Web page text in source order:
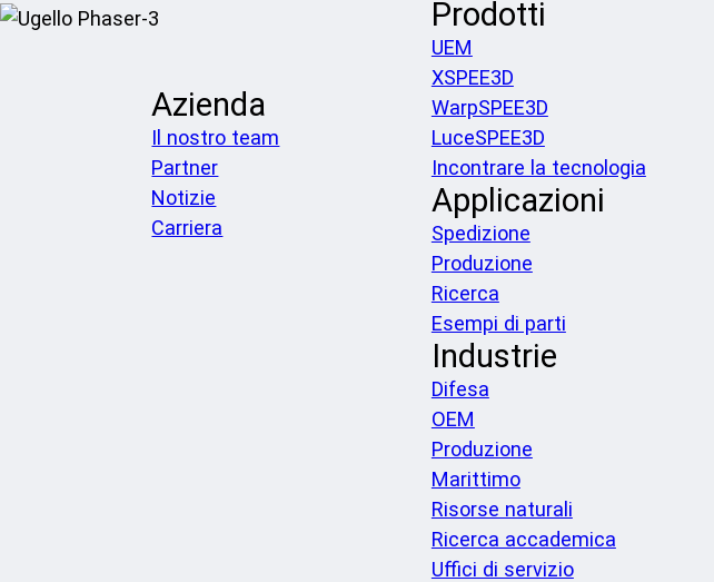
Azienda
Il nostro team
Partner
Notizie
Carriera
Prodotti
UEM
XSPEE3D
WarpSPEE3D
LuceSPEE3D
Incontrare la tecnologia
Applicazioni
Spedizione
Produzione
Ricerca
Esempi di parti
Industrie
Difesa
OEM
Produzione
Marittimo
Risorse naturali
Ricerca accademica
Uffici di servizio